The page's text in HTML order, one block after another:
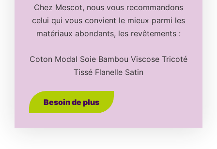
Chez Mescot, nous vous recommandons
celui qui vous convient le mieux parmi les
matériaux abondants, les revêtements :
Coton Modal Soie Bambou Viscose Tricoté
Tissé Flanelle Satin
Besoin de plus